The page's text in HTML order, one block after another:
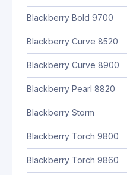
Blackberry Bold 9700
Blackberry Curve 8520
Blackberry Curve 8900
Blackberry Pearl 8820
Blackberry Storm
Blackberry Torch 9800
Blackberry Torch 9860